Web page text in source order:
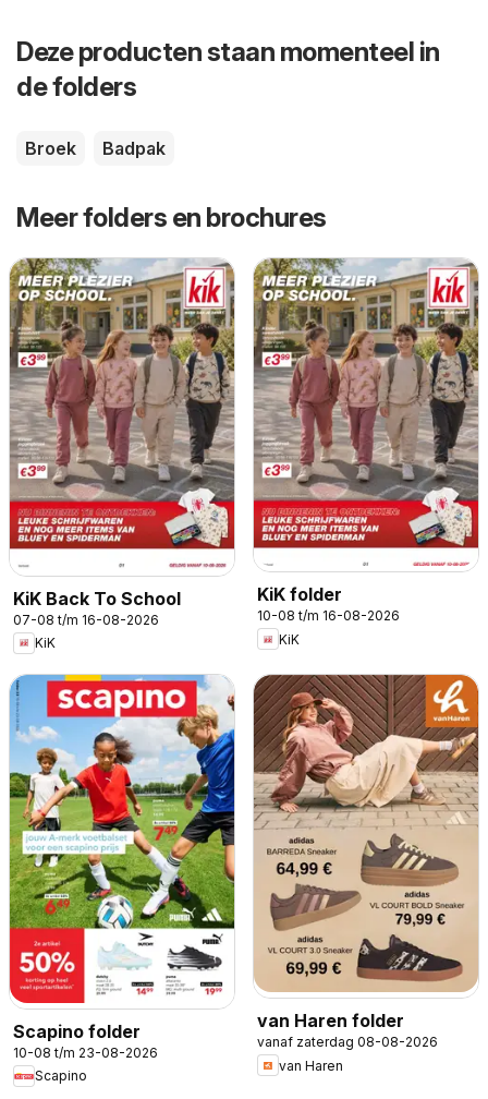
Deze producten staan momenteel in
de folders
Broek Badpak
Meer folders en brochures
KiK Back To School
07-08 t/m 16-08-2026
KiK
KiK folder
10-08 t/m 16-08-2026
KiK
Scapino folder
10-08 t/m 23-08-2026
Scapino
van Haren folder
vanaf zaterdag 08-08-2026
van Haren